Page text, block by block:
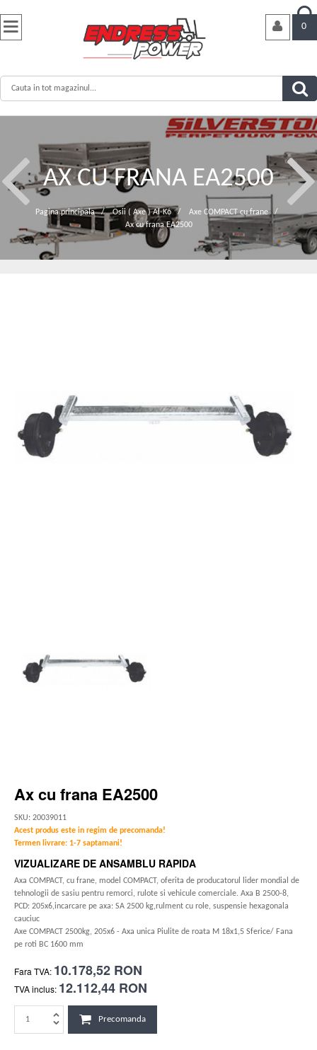

0

AX CU FRANA EA2500
Pagina principala / Osii ( Axe ) Al-Ko / Axe COMPACT cu frane
/
Ax cu frana EA2500
Ax cu frana EA2500
SKU: 20039011
Acest produs este in regim de precomanda!
Termen livrare: 1-7 saptamani!
VIZUALIZARE DE ANSAMBLU RAPIDA
Axa COMPACT, cu frane, model COMPACT, oferita de producatorul lider mondial de
tehnologii de sasiu pentru remorci, rulote si vehicule comerciale. Axa B 2500-8,
PCD: 205x6,incarcare pe axa: SA 2500 kg,rulment cu role, suspensie hexagonala
cauciuc
Axe COMPACT 2500kg, 205x6 - Axa unica Piulite de roata M 18x1,5 Sferice/ Fana
pe roti BC 1600 mm
Fara TVA: 10.178,52 RON
TVA inclus: 12.112,44 RON
Precomanda